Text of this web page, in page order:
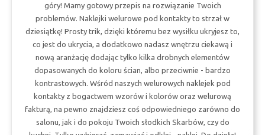
góry! Mamy gotowy przepis na rozwiązanie Twoich
problemów. Naklejki welurowe pod kontakty to strzał w
dziesiątkę! Prosty trik, dzięki któremu bez wysiłku ukryjesz to,
co jest do ukrycia, a dodatkowo nadasz wnętrzu ciekawą i
nową aranżację dodając tylko kilka drobnych elementów
dopasowanych do koloru ścian, albo przeciwnie - bardzo
kontrastowych. Wśród naszych welurowych naklejek pod
kontakty z bogactwem wzorów i kolorów oraz welurową
fakturą, na pewno znajdziesz coś odpowiedniego zarówno do
salonu, jak i do pokoju Twoich słodkich Skarbów, czy do